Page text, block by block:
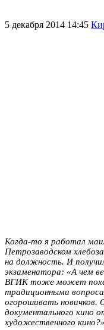
5 декабря 2014 14:45
Когда-то я работал
Петрозаводском
на должность. И
экзаменатора: «А чем
ВГИК тоже может
традиционными
огорошивать новичков.
документального кино
художественного кино?»